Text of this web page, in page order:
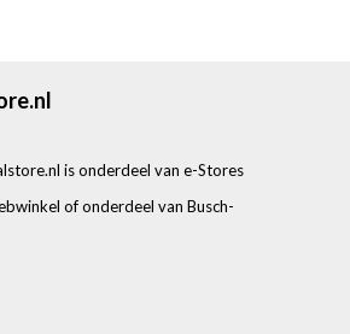
is onderdeel van e-Stores
of onderdeel van Busch-